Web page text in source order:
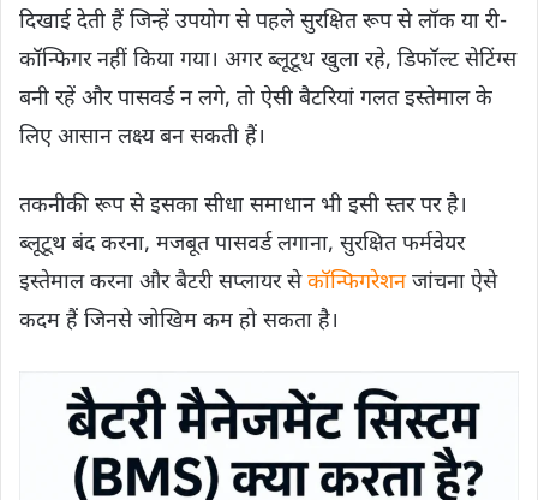
दिखाई देती हैं जिन्हें उपयोग से पहले सुरक्षित रूप से लॉक या री-
कॉन्फिगर नहीं किया गया। अगर ब्लूटूथ खुला रहे, डिफॉल्ट सेटिंग्स
बनी रहें और पासवर्ड न लगे, तो ऐसी बैटरियां गलत इस्तेमाल के
लिए आसान लक्ष्य बन सकती हैं।
तकनीकी रूप से इसका सीधा समाधान भी इसी स्तर पर है।
ब्लूटूथ बंद करना, मजबूत पासवर्ड लगाना, सुरक्षित फर्मवेयर
इस्तेमाल करना और बैटरी सप्लायर सेकॉन्फिगरेशनजांचना ऐसे
कदम हैं जिनसे जोखिम कम हो सकता है।